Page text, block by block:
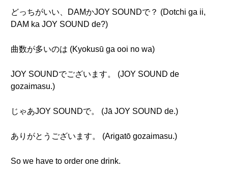
どっちがいい、DAMかJOY SOUNDで？ (Dotchi ga ii,
DAM ka JOY SOUND de?)
曲数が多いのは (Kyokusū ga ooi no wa)
JOY SOUNDでございます。 (JOY SOUND de
gozaimasu.)
じゃあJOY SOUNDで。 (Jā JOY SOUND de.)
ありがとうございます。 (Arigatō gozaimasu.)
So we have to order one drink.